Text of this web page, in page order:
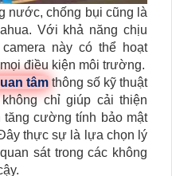
nước, chống bụi cũng là
Với khả năng chịu
này có thể hoạt
điều kiện môi trường.
tâm thông số kỹ thuật
chỉ giúp cải thiện
cường tính bảo mật
thực sự là lựa chọn lý
sát trong các không